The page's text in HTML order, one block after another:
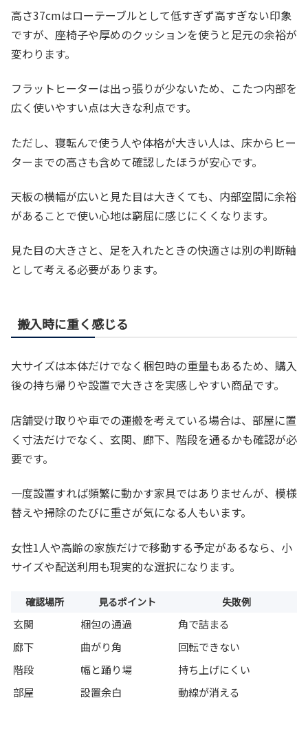
高さ37cmはローテーブルとして低すぎず高すぎない印象
ですが、座椅子や厚めのクッションを使うと足元の余裕が
変わります。
フラットヒーターは出っ張りが少ないため、こたつ内部を
広く使いやすい点は大きな利点です。
ただし、寝転んで使う人や体格が大きい人は、床からヒー
ターまでの高さも含めて確認したほうが安心です。
天板の横幅が広いと見た目は大きくても、内部空間に余裕
があることで使い心地は窮屈に感じにくくなります。
見た目の大きさと、足を入れたときの快適さは別の判断軸
として考える必要があります。
搬入時に重く感じる
大サイズは本体だけでなく梱包時の重量もあるため、購入
後の持ち帰りや設置で大きさを実感しやすい商品です。
店舗受け取りや車での運搬を考えている場合は、部屋に置
く寸法だけでなく、玄関、廊下、階段を通るかも確認が必
要です。
一度設置すれば頻繁に動かす家具ではありませんが、模様
替えや掃除のたびに重さが気になる人もいます。
女性1人や高齢の家族だけで移動する予定があるなら、小
サイズや配送利用も現実的な選択になります。
確認場所 見るポイント 失敗例
玄関 梱包の通過
角で詰まる
廊下
曲がり角
回転できない
階段
幅と踊り場
持ち上げにくい
部屋
設置余白 動線が消える